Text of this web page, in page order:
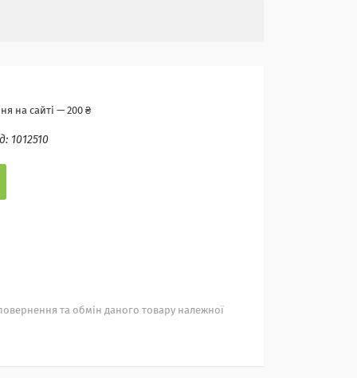
на сайті — 200 ₴
1012510
та обмін даного товару належної